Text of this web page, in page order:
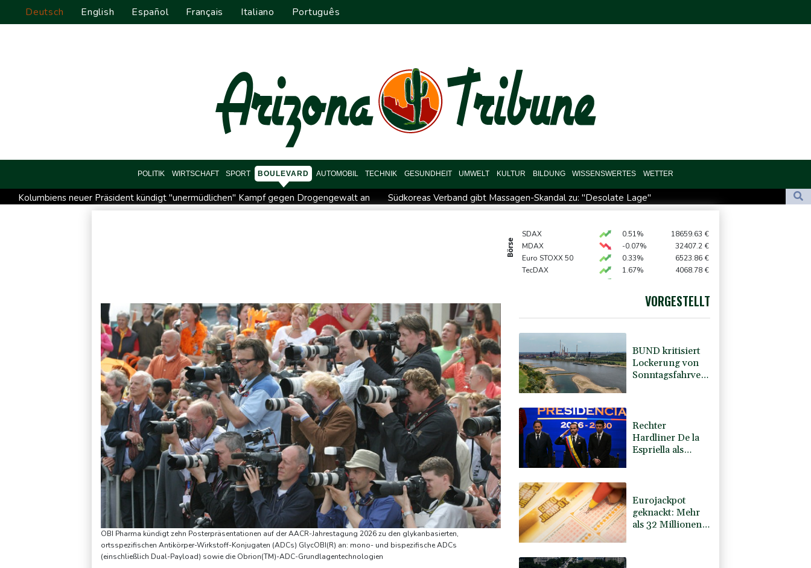
Deutsch English Español Français Italiano Português
POLITIK WIRTSCHAFT SPORT BOULEVARD AUTOMOBIL TECHNIK GESUNDHEIT UMWELT KULTUR BILDUNG WISSENSWERTES WETTER
Kolumbiens neuer Präsident kündigt "unermüdlichen" Kampf gegen Drogengewalt an
Südkoreas Verband gibt Massagen-Skandal zu: "Desolate Lage"
Bericht: EU importiert wieder mehr Flüssiggas aus Russland
BUND kritisiert Lockerung von Sonntagsfahrverbot für Lkw - BDI begrüßt es
Börse
SDAX 0.51% 18659.63 €
MDAX
-0.07% 32407.2 €
Euro STOXX 50
0.33% 6523.86 €
TecDAX
1.67% 4068.78 €
4399.7 $
1.1562 $
OBI Pharma kündigt zehn Posterpräsentationen auf der AACR-Jahrestagung 2026 zu den glykanbasierten,
ortsspezifischen Antikörper-Wirkstoff-Konjugaten (ADCs) GlycOBI(R) an: mono- und bispezifische ADCs
(einschließlich Dual-Payload) sowie die Obrion(TM)-ADC-Grundlagentechnologien
VORGESTELLT
BUND kritisiert
Lockerung von
Sonntagsfahrverbot
Rechter
Hardliner De la
Espriella als
Eurojackpot
geknackt: Mehr
als 32 Millionen